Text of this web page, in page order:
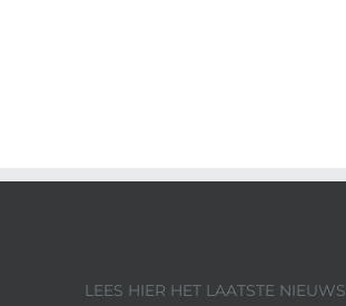
LEES HIER HET LAATSTE NIEUWS